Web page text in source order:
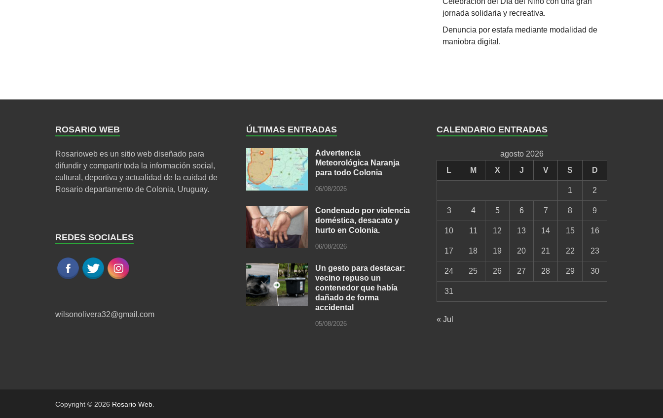
jornada solidaria y recreativa.
Denuncia por estafa mediante modalidad de
maniobra digital.
ROSARIO WEB
Rosarioweb es un sitio web diseñado para
difundir y compartir toda la información social,
cultural, deportiva y actualidad de la cuidad de
Rosario departamento de Colonia, Uruguay.
REDES SOCIALES
wilsonolivera32@gmail.com
ÚLTIMAS ENTRADAS
Advertencia
Meteorológica Naranja
para todo Colonia
06/08/2026
Condenado por violencia
doméstica, desacato y
hurto en Colonia.
06/08/2026
Un gesto para destacar:
vecino repuso un
contenedor que había
dañado de forma
accidental
05/08/2026
CALENDARIO ENTRADAS
agosto 2026
L
M X J V S D
1 2
3 4 5 6 7 8 9
10 11 12 13 14 15 16
17 18 19 20 21 22 23
24 25 26 27 28 29 30
31
« Jul
Copyright © 2026 Rosario Web